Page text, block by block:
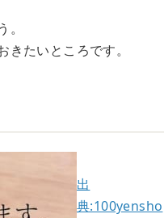
たいところです。
出
典:100yensho